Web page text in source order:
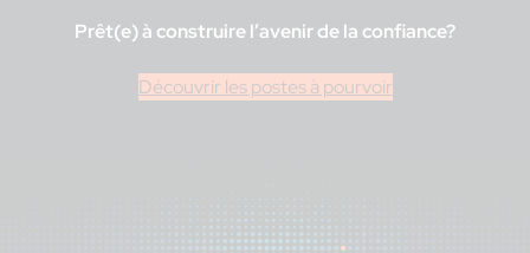
Prêt(e) à construire l’avenir de la confiance?
Découvrir les postes à pourvoir